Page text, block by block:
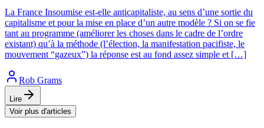
La France Insoumise est-elle anticapitaliste, au sens d’une sortie du
capitalisme et pour la mise en place d’un autre modèle ? Si on se fie
tant au programme (améliorer les choses dans le cadre de l’ordre
existant) qu’à la méthode (l’élection, la manifestation pacifiste, le
mouvement “gazeux”) la réponse est au fond assez simple et […]
Rob Grams
Lire
Voir plus d'articles